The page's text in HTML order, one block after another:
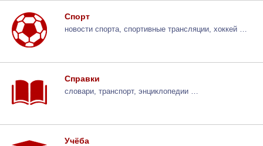
Спорт
новости спорта, спортивные трансляции, хоккей …
Справки
словари, транспорт, энциклопедии …
Учёба